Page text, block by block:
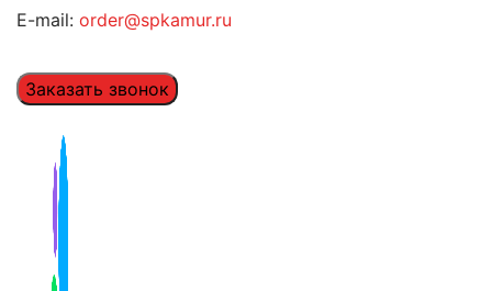
E-mail: order@spkamur.ru
Заказать звонок